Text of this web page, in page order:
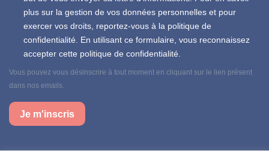
plus sur la gestion de vos données personnelles et pour
exercer vos droits, reportez-vous à la politique de
confidentialité. En utilisant ce formulaire, vous reconnaissez
accepter cette politique de confidentialité.
Vous pouvez vous désinscrire à tout moment en cliquant sur le lien présent
dans nos emails.
Je m'inscris